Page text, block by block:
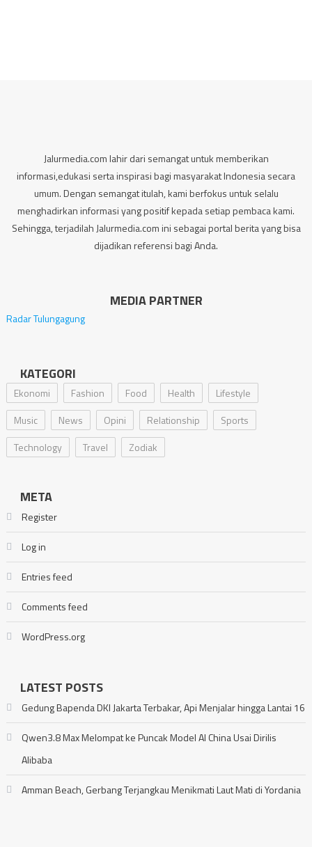
Jalurmedia.com lahir dari semangat untuk memberikan
informasi,edukasi serta inspirasi bagi masyarakat Indonesia secara
umum. Dengan semangat itulah, kami berfokus untuk selalu
menghadirkan informasi yang positif kepada setiap pembaca kami.
Sehingga, terjadilah Jalurmedia.com ini sebagai portal berita yang bisa
dijadikan referensi bagi Anda.
MEDIA PARTNER
Radar Tulungagung
KATEGORI
Ekonomi Fashion Food Health
Lifestyle
Music
News Opini Relationship
Sports
Technology
Travel Zodiak
META
Register
Log in
Entries feed
Comments feed
WordPress.org
LATEST POSTS
Gedung Bapenda DKI Jakarta Terbakar, Api Menjalar hingga Lantai 16
Qwen3.8 Max Melompat ke Puncak Model AI China Usai Dirilis
Alibaba
Amman Beach, Gerbang Terjangkau Menikmati Laut Mati di Yordania